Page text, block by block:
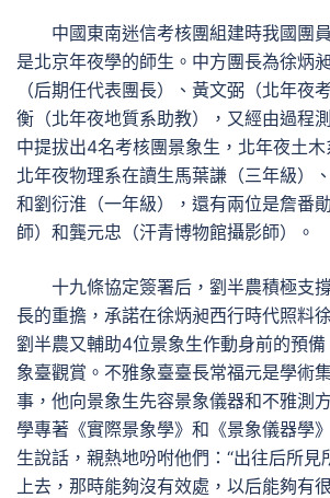
中國東南迷信考核團組建時我國團
是北京年夜學的師生。中方團長為徐炳
（后期任代表團長）、黃文弼（北年夜
衡（北年夜地質系助教），又經由過程
中提拔出4名考核團景象生，北年夜土木
北年夜物理系在讀生馬葉謙（三年級）
和劉衍淮（一年級），還有兩位是詹番
師）和龔元忠（汗青博物館攝影師）。
十九條協定簽署后，劉半農積極支
長的重擔，承諾在徐炳昶西行時代照料
劉半農又輔助4位景象生作動身前的預
象臺觀賞。不雅象臺臺長常福元是學術
事，他向景象生先容景象儀器和不雅測
學專著《實際景象學》和《景象儀器學
生說話，親熱地吩咐他們：“出往后所見
上去，那時能夠沒有效處，以后能夠有